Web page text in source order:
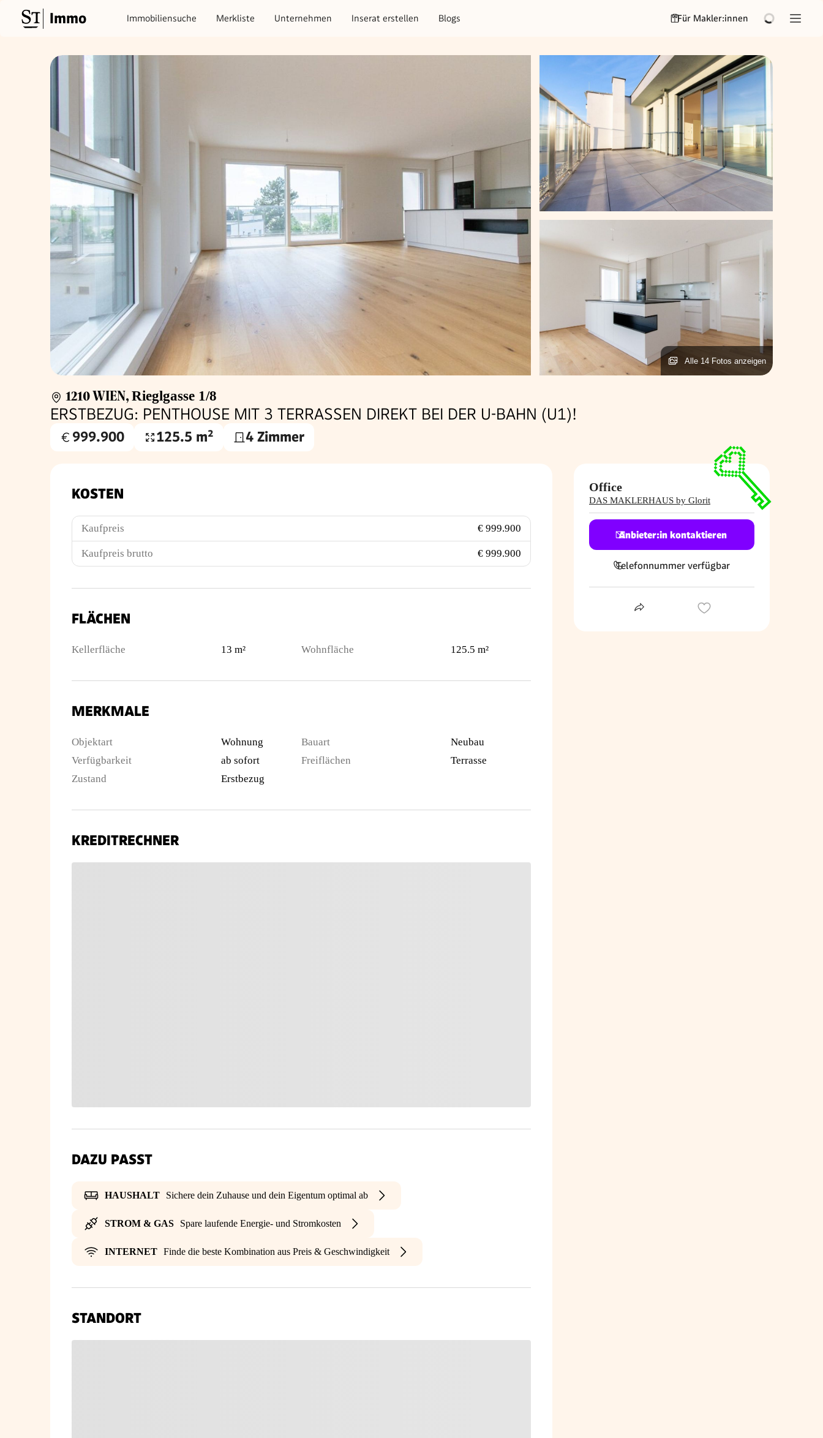
Immo Immobiliensuche Merkliste Unternehmen Inserat erstellen Blogs Für Makler:innen
Alle 14 Fotos anzeigen
1210 WIEN, Rieglgasse 1/8
ERSTBEZUG: PENTHOUSE MIT 3 TERRASSEN DIREKT BEI DER U-BAHN (U1)!
Kaufpreis
999.900
Wohnfläche
125.5 m² 4 Zimmer
KOSTEN
Kaufpreis € 999.900
Kaufpreis brutto € 999.900
FLÄCHEN
Kellerfläche 13 m² Wohnfläche 125.5 m²
MERKMALE
Objektart
Wohnung
Verfügbarkeit
ab sofort
Zustand
Erstbezug
Bauart
Neubau
Freiflächen
Terrasse
KREDITRECHNER
DAZU PASST
HAUSHALT Sichere dein Zuhause und dein Eigentum optimal ab
STROM & GAS Spare laufende Energie- und Stromkosten
INTERNET Finde die beste Kombination aus Preis & Geschwindigkeit
STANDORT
Office
DAS MAKLERHAUS by Glorit
Anbieter:in kontaktieren
Telefonnummer verfügbar